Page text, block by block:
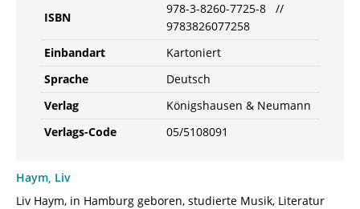
ISBN
978-3-8260-7725-8 //
9783826077258
Einbandart
Kartoniert
Sprache
Deutsch
Verlag
Königshausen & Neumann
Verlags-Code
05/5108091
Haym, Liv
Liv Haym, in Hamburg geboren, studierte Musik, Literatur